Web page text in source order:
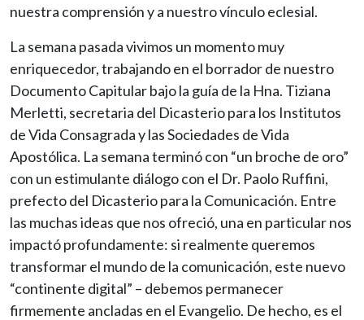
nuestra comprensión y a nuestro vínculo eclesial.
La semana pasada vivimos un momento muy
enriquecedor, trabajando en el borrador de nuestro
Documento Capitular bajo la guía de la Hna. Tiziana
Merletti, secretaria del Dicasterio para los Institutos
de Vida Consagrada y las Sociedades de Vida
Apostólica. La semana terminó con “un broche de oro”
con un estimulante diálogo con el Dr. Paolo Ruffini,
prefecto del Dicasterio para la Comunicación. Entre
las muchas ideas que nos ofreció, una en particular nos
impactó profundamente: si realmente queremos
transformar el mundo de la comunicación, este nuevo
“continente digital” – debemos permanecer
firmemente ancladas en el Evangelio. De hecho, es el